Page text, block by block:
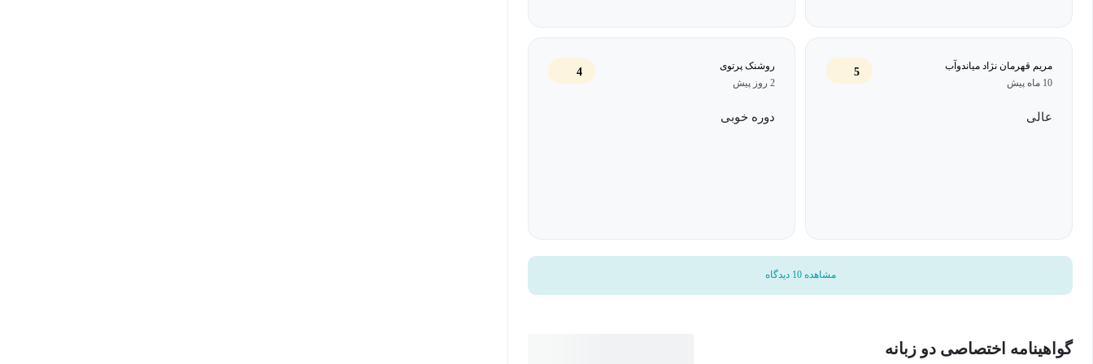
مریم قهرمان نژاد میاندوآب
10 ماه پیش
5
عالی
روشنک پرتوی
2 روز پیش
4
دوره خوبی
مشاهده 10 دیدگاه
گواهینامه اختصاصی دو زبانه